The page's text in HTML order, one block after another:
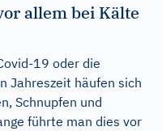
allem bei Kälte
19 oder die
Jahreszeit häufen sich
Schnupfen und
führte man dies vor